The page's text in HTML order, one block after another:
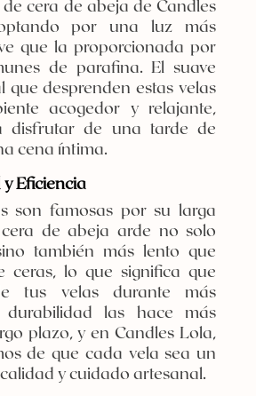
cera de abeja de Candles
por una luz más
que la proporcionada por
de parafina. El suave
que desprenden estas velas
acogedor y relajante,
disfrutar de una tarde de
cena íntima.
Eficiencia
son famosas por su larga
de abeja arde no solo
también más lento que
ceras, lo que significa que
tus velas durante más
durabilidad las hace más
plazo, y en Candles Lola,
de que cada vela sea un
y cuidado artesanal.